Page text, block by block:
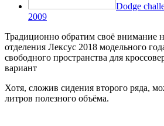
Dodge
2009
Традиционно обратим своё внимание
отделения Лексус 2018 модельного
свободного пространства для
вариант
Хотя, сложив сидения второго ряда,
литров полезного объёма.